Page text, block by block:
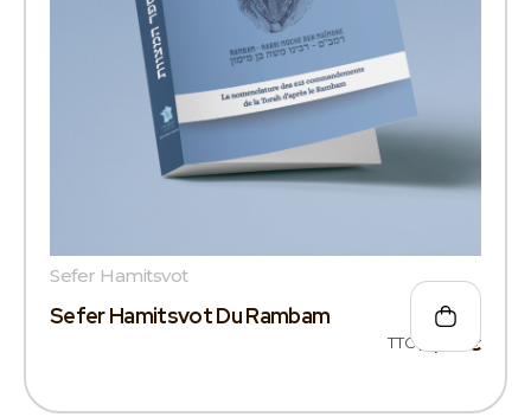
Sefer Hamitsvot Du Rambam
17,00 €
TTC
Sefer Hamitsvot